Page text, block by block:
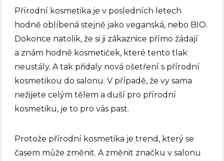
Přírodní kosmetika je v posledních letech
hodně oblíbená stejně jako veganská, nebo BIO.
Dokonce natolik, že si ji zákaznice přímo žádají
a znám hodně kosmetiček, které tento tlak
neustály. A tak přidaly nová ošetření s přírodní
kosmetikou do salonu. V případě, že vy sama
nežijete celým tělem a duší pro přírodní
kosmetiku, je to pro vás past.
Protože přírodní kosmetika je trend, který se
časem může změnit. A změnit značku v salonu